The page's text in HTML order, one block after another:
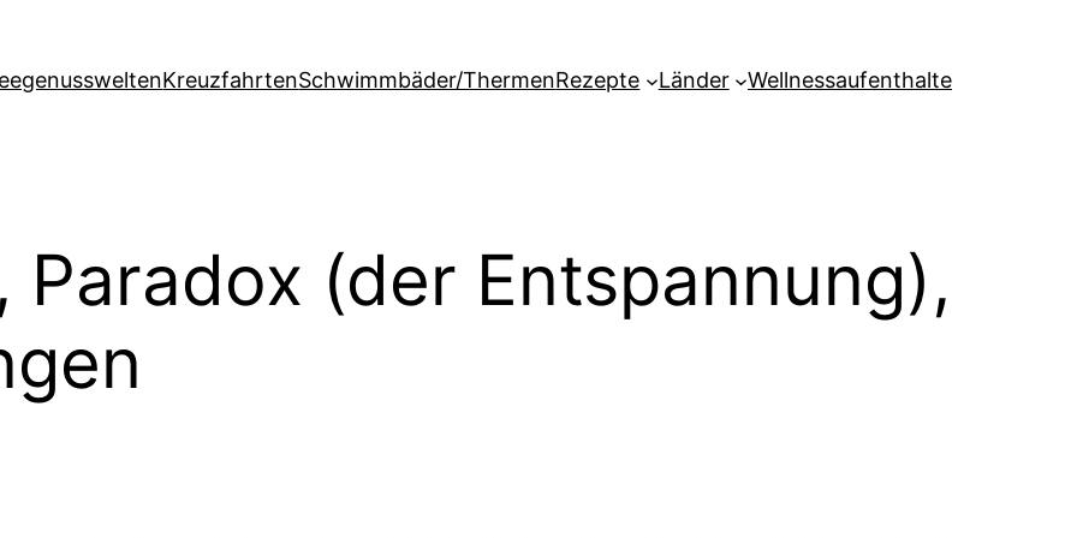
KreuzfahrtenSchwimmbäder/ThermenRezepte Länder Wellnessaufenthalte
Paradox (der Entspannung),